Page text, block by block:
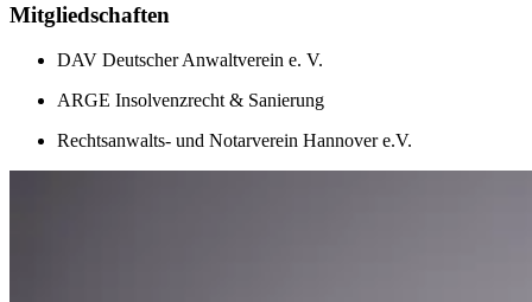
Mitgliedschaften
DAV Deutscher Anwaltverein e. V.
ARGE Insolvenzrecht & Sanierung
Rechtsanwalts- und Notarverein Hannover e.V.